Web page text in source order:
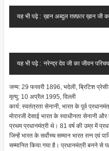
यह भी पढ़े : ख़ान अब्दुल ग़फ़्फ़ार ख़ान जी
यह भी पढ़े : नरेन्द्र देव जी का जीवन परिचय
जन्म: 29 फरवरी 1896, भदेली, ब्रिटिश
मृत्यु: 10 अप्रैल 1995, दिल्ली
कार्य: स्वतंत्रता सेनानी, भारत के पूर्व
मोरारजी देसाई भारत के स्वाधीनता सेनानी
प्रथम प्रधानमंत्री थे। 81 वर्ष की उम्र में
जिन्हें भारत के सर्वोच्च सम्मान भारत रत्न एवं
सम्मानित किया गया है। प्रधानमंत्री बनने से